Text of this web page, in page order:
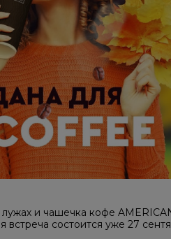
и чашечка кофе
состоится уже 27